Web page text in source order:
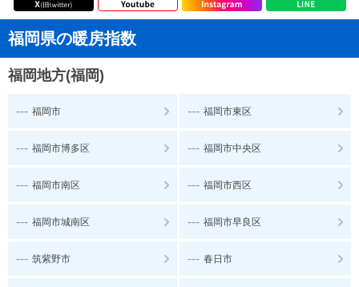
福岡県の暖房指数
福岡地方(福岡)
--- 福岡市 --- 福岡市東区
--- 福岡市博多区 --- 福岡市中央区
--- 福岡市南区 --- 福岡市西区
--- 福岡市城南区 --- 福岡市早良区
--- 筑紫野市 --- 春日市